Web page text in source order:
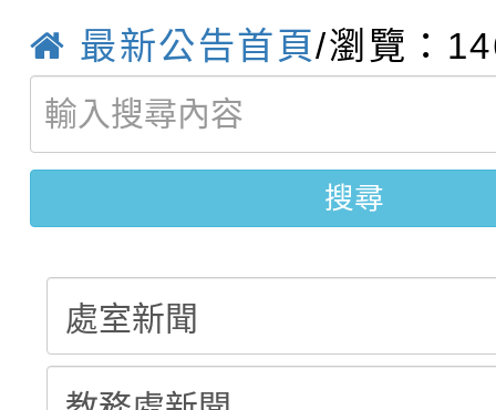
站幸福系列講座及成長
報，惠請貴機關(學校)
宣導。
結果
【甄選結果(第10招)】
學年度第1學期第7次代
結果(第10招)
【甄選結果(第2招)】
學年度第1學期第9次代
轉知：本市公務人員協
9月16日本府B2大禮堂
1次會員大會暨第7屆會
函轉運動部全民運動
推動社區運動俱樂部營
計畫」1 份，請踴躍報
權責核予出席人員公(
最新公告首頁/瀏覽：
搜尋